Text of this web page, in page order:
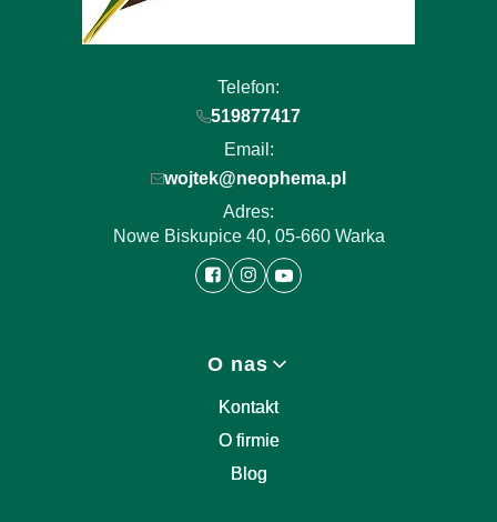
Telefon:
519877417
Email:
wojtek@neophema.pl
Adres:
Nowe Biskupice 40, 05-660 Warka
O nas
Kontakt
O firmie
Blog